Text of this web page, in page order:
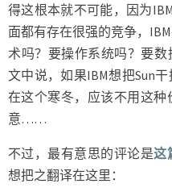
得这根本就不可能，因为
面都有存在很强的竞争，
术吗？要操作系统吗？要数
文中说，如果IBM想把Sun
在这个寒冬，应该不用这
意……
不过，最有意思的评论是这
想把之翻译在这里：